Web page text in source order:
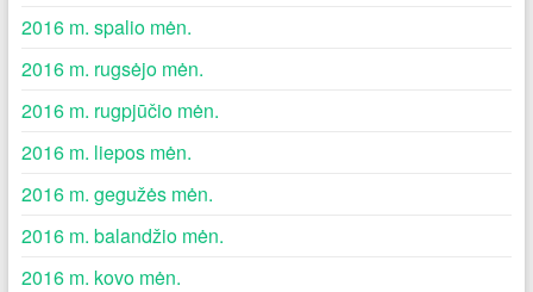
2016 m. spalio mėn.
2016 m. rugsėjo mėn.
2016 m. rugpjūčio mėn.
2016 m. liepos mėn.
2016 m. gegužės mėn.
2016 m. balandžio mėn.
2016 m. kovo mėn.